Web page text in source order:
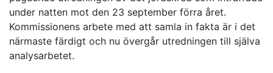
under natten mot den 23 september förra året.
Kommissionens arbete med att samla in fakta är i det
närmaste färdigt och nu övergår utredningen till själva
analysarbetet.